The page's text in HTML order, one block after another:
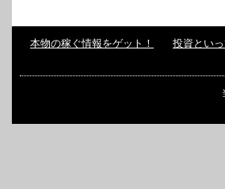
本物の稼ぐ情報をゲット！ 投資とい